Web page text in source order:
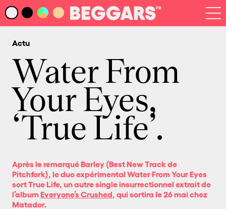
Actu
Water From
Your Eyes,
‘True Life’.
Après le remarqué Barley (Best New Track de
Pitchfork), le duo expérimental Water From Your Eyes
sort True Life, un autre single insurrectionnel extrait de
l’album Everyone’s Crushed, qui sortira le 26 mai chez
Matador.